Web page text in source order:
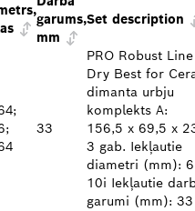
garums,
mm
Set description
33
PRO Robust
Dry Best for
dimanta urbju
komplekts A:
156,5 x 69,5 x
3 gab. Iekļautie
diametri (mm):
10i Iekļautie
garumi (mm): 33